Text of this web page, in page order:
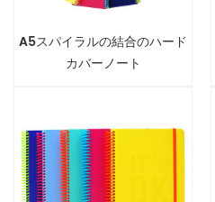
A5スパイラルの結合のハード
カバーノート